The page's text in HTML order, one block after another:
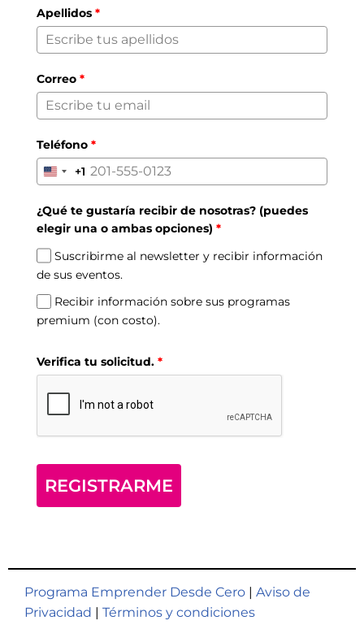
Apellidos *
Correo *
Teléfono *
United
+1
+1
¿Qué te gustaría recibir de nosotras? (puedes
elegir una o ambas opciones) *
Suscribirme al newsletter y recibir información
de sus eventos.
Recibir información sobre sus programas
premium (con costo).
Verifica tu solicitud. *
REGISTRARME
Programa Emprender Desde Cero | Aviso de
Privacidad | Términos y condiciones